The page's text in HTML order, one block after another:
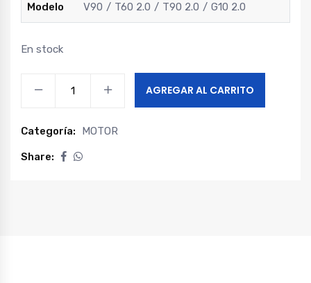
Modelo V90 T60 2.0 T90 2.0 G10 2.0
En stock
alta
presión
AGREGAR AL CARRITO
Categoría: MOTOR
Share: